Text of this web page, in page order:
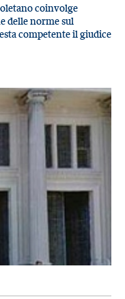
coinvolge
delle norme sul
competente il giudice